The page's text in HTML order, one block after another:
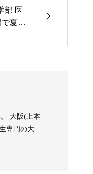
部 医
夏を
大阪(上本
専門の大学